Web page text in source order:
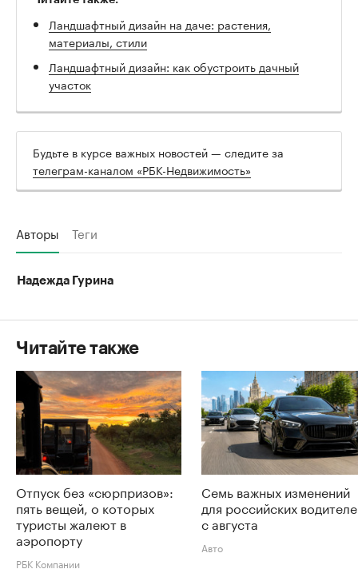
Ландшафтный дизайн на даче: растения,
материалы, стили
Ландшафтный дизайн: как обустроить дачный
участок
Будьте в курсе важных новостей — следите за
телеграм-каналом «РБК-Недвижимость»
Авторы Теги
Надежда Гурина
Читайте также
Отпуск без «сюрпризов»:
пять вещей, о которых
туристы жалеют в
аэропорту
РБК Компании
Семь важных изменений
для российских
с августа
Авто